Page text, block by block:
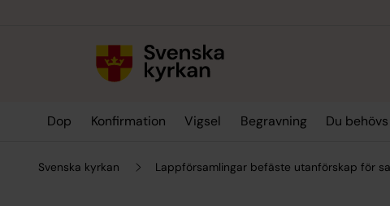
Dop Konfirmation Vigsel Begravning Du behövs
Svenska kyrkan Lappförsamlingar befäste utanförskap för